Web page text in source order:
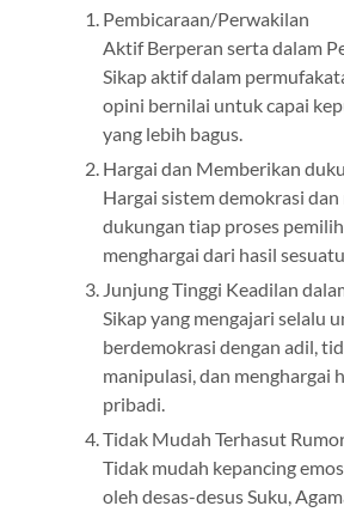
Pembicaraan/Perwakilan
Aktif Berperan serta dalam
Sikap aktif dalam
opini bernilai untuk capai
yang lebih bagus.
Hargai dan Memberikan
Hargai sistem demokrasi
dukungan tiap proses
menghargai dari hasil
Junjung Tinggi Keadilan
Sikap yang mengajari selalu
berdemokrasi dengan adil,
manipulasi, dan menghargai
pribadi.
Tidak Mudah Terhasut
Tidak mudah kepancing
oleh desas-desus Suku,